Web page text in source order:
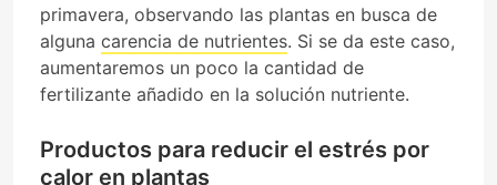
primavera, observando las plantas en busca de
alguna carencia de nutrientes. Si se da este caso,
aumentaremos un poco la cantidad de
fertilizante añadido en la solución nutriente.
Productos para reducir el estrés por
calor en plantas